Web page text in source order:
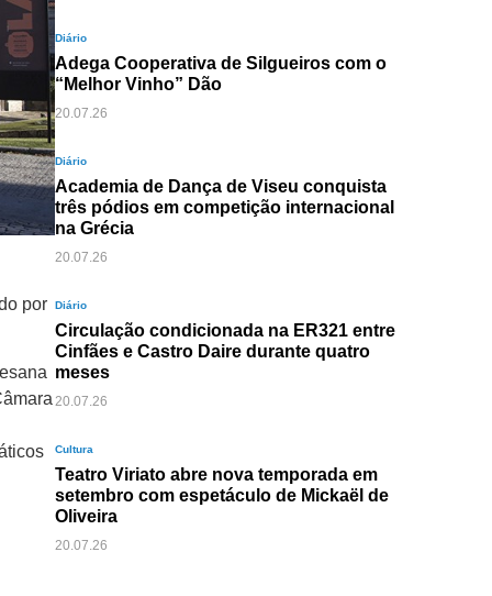
por
Diário
Adega Cooperativa de Silgueiros com o
“Melhor Vinho” Dão
20.07.26
Diário
Academia de Dança de Viseu conquista
três pódios em competição internacional
na Grécia
20.07.26
Diário
Circulação condicionada na ER321 entre
Cinfães e Castro Daire durante quatro
meses
20.07.26
Cultura
Teatro Viriato abre nova temporada em
setembro com espetáculo de Mickaël de
Oliveira
20.07.26